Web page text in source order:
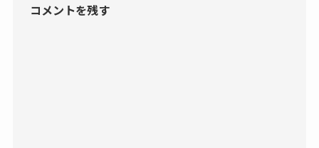
コメントを残す